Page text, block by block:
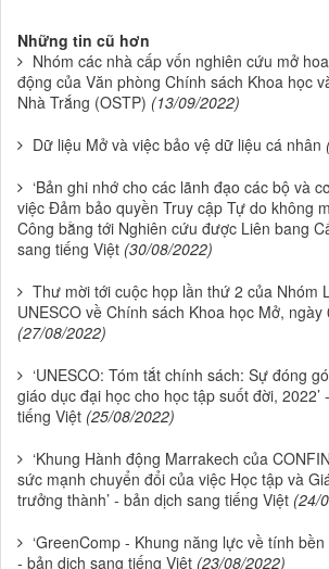
Những tin cũ hơn
Nhóm các nhà cấp vốn nghiên cứu mở
động của Văn phòng Chính sách Khoa học
Nhà Trắng (OSTP) (13/09/2022)
Dữ liệu Mở và việc bảo vệ dữ liệu cá nhân
‘Bản ghi nhớ cho các lãnh đạo các bộ và
việc Đảm bảo quyền Truy cập Tự do không
Công bằng tới Nghiên cứu được Liên bang
sang tiếng Việt (30/08/2022)
Thư mời tới cuộc họp lần thứ 2 của Nhóm
UNESCO về Chính sách Khoa học Mở, ngày
(27/08/2022)
‘UNESCO: Tóm tắt chính sách: Sự đóng
giáo dục đại học cho học tập suốt đời, 2022’
tiếng Việt (25/08/2022)
‘Khung Hành động Marrakech của
sức mạnh chuyển đổi của việc Học tập và
trưởng thành’ - bản dịch sang tiếng Việt (24/
‘GreenComp - Khung năng lực về tính
- bản dịch sang tiếng Việt (23/08/2022)